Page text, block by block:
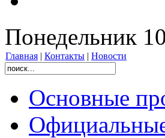
Понедельник
Главная | Контакты | Новости
Основные